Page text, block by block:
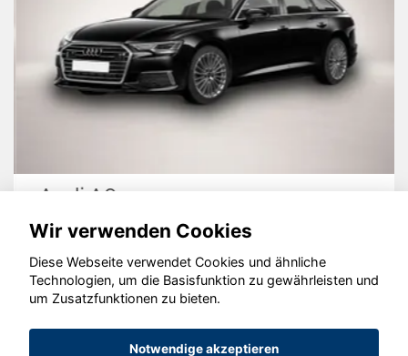
Audi A6
© konjunkturmotor.de GmbH 2020 - 2026
Wir verwenden Cookies
Diese Webseite verwendet Cookies und ähnliche
Technologien, um die Basisfunktion zu gewährleisten und
um Zusatzfunktionen zu bieten.
Notwendige akzeptieren